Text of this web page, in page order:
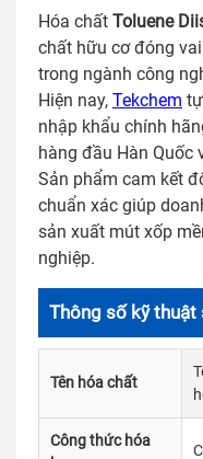
Hóa chất Toluene
chất hữu cơ đóng
trong ngành công
Hiện nay, Tekchem
nhập khẩu chính
hàng đầu Hàn Quốc
Sản phẩm cam kết
chuẩn xác giúp
sản xuất mút xốp
nghiệp.
Thông số kỹ thuật
Tên hóa chất
Công thức hóa
C